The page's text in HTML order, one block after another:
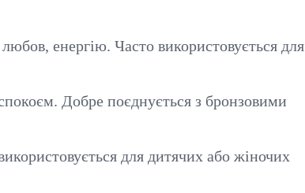
енергію. Часто використовується для
Добре поєднується з бронзовими
для дитячих або жіночих